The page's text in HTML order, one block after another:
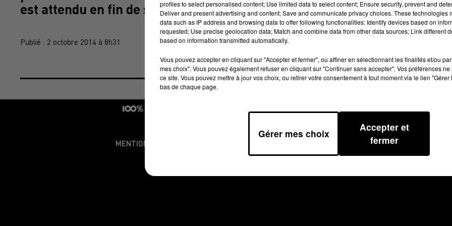
est attendu en fin de semaine. BV
Publié : 2 octobre 2014 à 8h31
MENTIONS LÉGALES REGLEMENT JEUX
profiles to select personalised content; Use limited data to select content; Ensure security, prevent and
Deliver and present advertising and content; Save and communicate privacy choices. These technologies
data such as IP address and browsing data to offer following functionalities: Identify devices based on
requested; Use precise geolocation data; Match and combine data from other data sources; Link different
based on information transmitted automatically.
Vous pouvez accepter en cliquant sur "Accepter et fermer", ou affiner en sélectionnant les finalités et/ou
mes choix". Vous pouvez également refuser en cliquant sur "Continuer sans accepter". Vos préférences
ce site. Vous pouvez mettre à jour vos choix, ou retirer votre consentement à tout moment via le lien
bas de chaque page.
Gérer mes choix
Accepter et
fermer